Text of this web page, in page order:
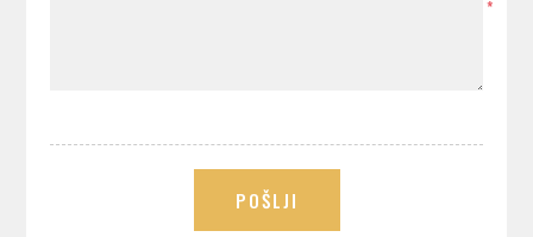
*
POŠLJI